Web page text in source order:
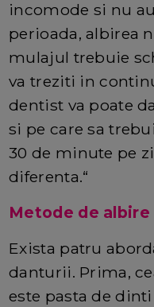
incomode si nu
perioada, albirea
mulajul trebuie
va treziti in
dentist va poate
si pe care sa
30 de minute pe
diferenta.“
Metode de albire
Exista patru
danturii. Prima,
este pasta de